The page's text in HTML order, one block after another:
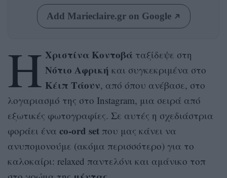
Add Marieclaire.gr on Google
Η Χριστίνα Κοντοβάταξίδεψε στη
Νότιο Αφρική και συγκεκριμένα στο
Κέιπ Τάουν, από όπου ανέβασε, στο
λογαριασμό της στο Instagram, μια σειρά από
εξωτικές φωτογραφίες. Σε αυτές η σχεδιάστρια
φοράει ένα co-ord set που μας κάνει να
ανυπομονούμε (ακόμα περισσότερο) για το
καλοκαίρι: relaxed παντελόνι και αμάνικο τοπ